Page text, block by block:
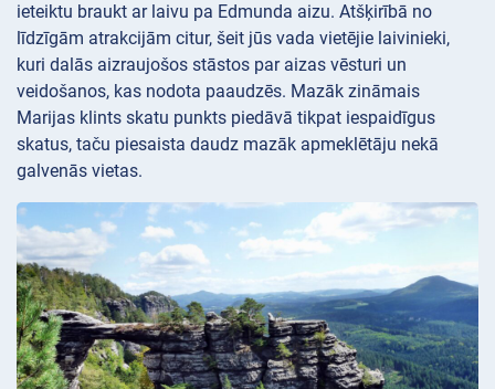
ieteiktu braukt ar laivu pa Edmunda aizu. Atšķirībā no
līdzīgām atrakcijām citur, šeit jūs vada vietējie laivinieki,
kuri dalās aizraujošos stāstos par aizas vēsturi un
veidošanos, kas nodota paaudzēs. Mazāk zināmais
Marijas klints skatu punkts piedāvā tikpat iespaidīgus
skatus, taču piesaista daudz mazāk apmeklētāju nekā
galvenās vietas.